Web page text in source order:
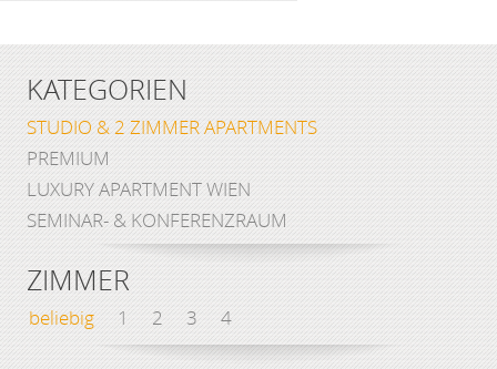
KATEGORIEN
STUDIO & 2 ZIMMER APARTMENTS
PREMIUM
LUXURY APARTMENT WIEN
SEMINAR- & KONFERENZRAUM
ZIMMER
beliebig 1 2 3 4